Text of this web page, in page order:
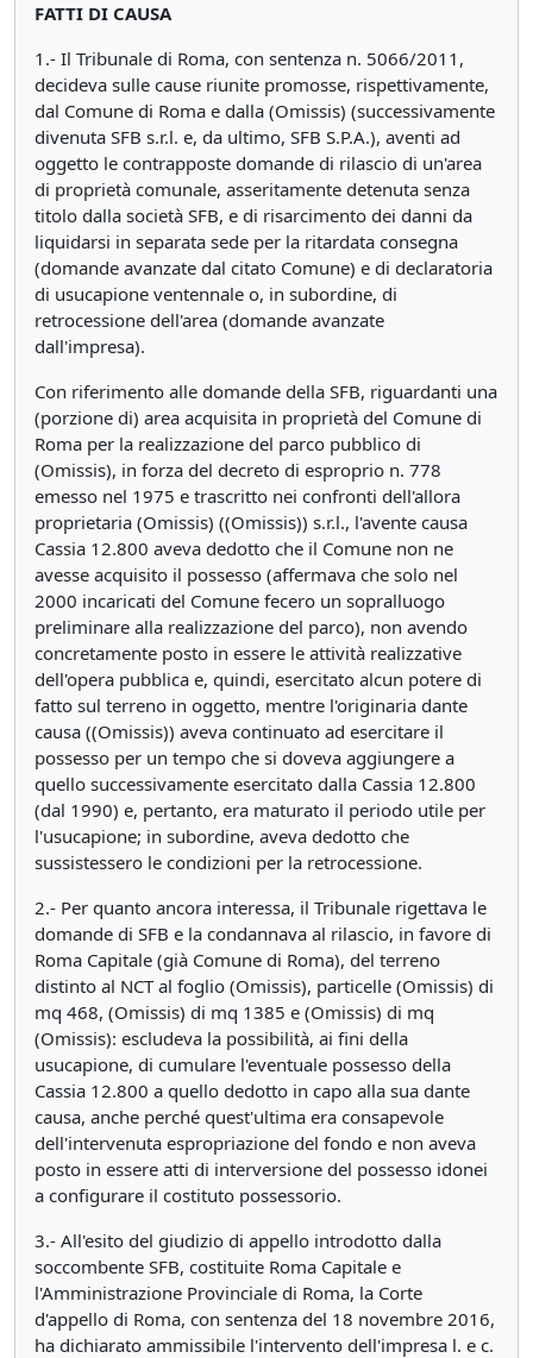
FATTI DI CAUSA
1.- Il Tribunale di Roma, con sentenza n. 5066/2011,
decideva sulle cause riunite promosse, rispettivamente,
dal Comune di Roma e dalla (Omissis) (successivamente
divenuta SFB s.r.l. e, da ultimo, SFB S.P.A.), aventi ad
oggetto le contrapposte domande di rilascio di un'area
di proprietà comunale, asseritamente detenuta senza
titolo dalla società SFB, e di risarcimento dei danni da
liquidarsi in separata sede per la ritardata consegna
(domande avanzate dal citato Comune) e di declaratoria
di usucapione ventennale o, in subordine, di
retrocessione dell'area (domande avanzate
dall'impresa).
Con riferimento alle domande della SFB, riguardanti una
(porzione di) area acquisita in proprietà del Comune di
Roma per la realizzazione del parco pubblico di
(Omissis), in forza del decreto di esproprio n. 778
emesso nel 1975 e trascritto nei confronti dell'allora
proprietaria (Omissis) ((Omissis)) s.r.l., l'avente causa
Cassia 12.800 aveva dedotto che il Comune non ne
avesse acquisito il possesso (affermava che solo nel
2000 incaricati del Comune fecero un sopralluogo
preliminare alla realizzazione del parco), non avendo
concretamente posto in essere le attività realizzative
dell'opera pubblica e, quindi, esercitato alcun potere di
fatto sul terreno in oggetto, mentre l'originaria dante
causa ((Omissis)) aveva continuato ad esercitare il
possesso per un tempo che si doveva aggiungere a
quello successivamente esercitato dalla Cassia 12.800
(dal 1990) e, pertanto, era maturato il periodo utile per
l'usucapione; in subordine, aveva dedotto che
sussistessero le condizioni per la retrocessione.
2.- Per quanto ancora interessa, il Tribunale rigettava le
domande di SFB e la condannava al rilascio, in favore di
Roma Capitale (già Comune di Roma), del terreno
distinto al NCT al foglio (Omissis), particelle (Omissis) di
mq 468, (Omissis) di mq 1385 e (Omissis) di mq
(Omissis): escludeva la possibilità, ai fini della
usucapione, di cumulare l'eventuale possesso della
Cassia 12.800 a quello dedotto in capo alla sua dante
causa, anche perché quest'ultima era consapevole
dell'intervenuta espropriazione del fondo e non aveva
posto in essere atti di interversione del possesso idonei
a configurare il costituto possessorio.
3.- All'esito del giudizio di appello introdotto dalla
soccombente SFB, costituite Roma Capitale e
l'Amministrazione Provinciale di Roma, la Corte
d'appello di Roma, con sentenza del 18 novembre 2016,
ha dichiarato ammissibile l'intervento dell'impresa l. e c.